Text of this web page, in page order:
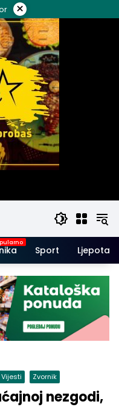
×
Sport Ljepota i
Vijesti Zvornik
nezgodi,